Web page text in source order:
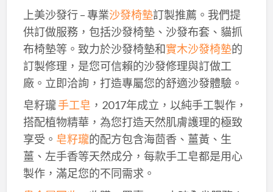
上美沙發行 – 專業沙發椅墊訂製推薦。我們提
供訂做服務，包括沙發椅墊、沙發布套、貓抓
布椅墊等。致力於沙發椅墊和實木沙發椅墊的
訂製修理，是您可信賴的沙發修理與訂做工
廠。立即洽詢，打造專屬您的舒適沙發體驗。
皂籽瓏手工皂 ，2017年成立，以純手工製作，
搭配植物精華，為您打造天然肌膚護理的極致
享受。 皂籽瓏的配方包含海茴香、薑黃、生
薑、左手香等天然成分，每款手工皂都是用心
製作，滿足您的不同需求。